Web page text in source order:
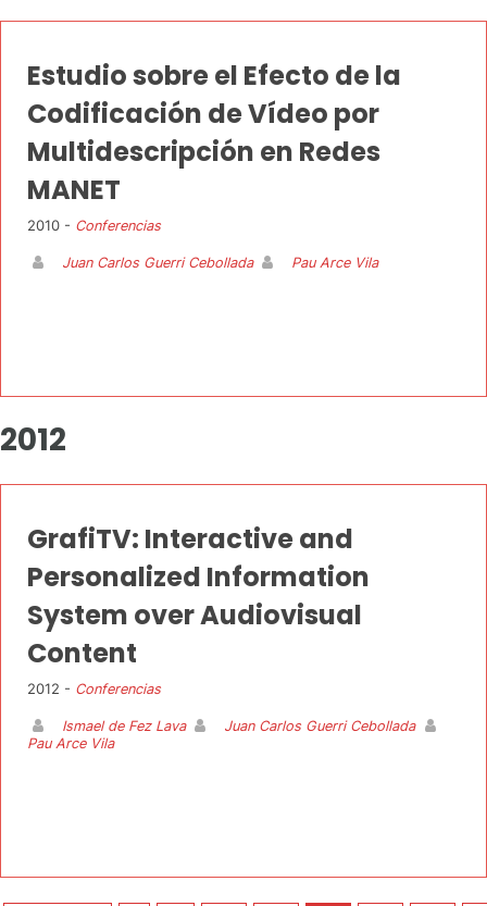
Estudio sobre el Efecto de la
Codificación de Vídeo por
Multidescripción en Redes
MANET
2010 - Conferencias
Juan Carlos Guerri Cebollada Pau Arce Vila
2012
GrafiTV: Interactive and
Personalized Information
System over Audiovisual
Content
2012 - Conferencias
Ismael de Fez Lava
Juan Carlos Guerri Cebollada
Pau Arce Vila